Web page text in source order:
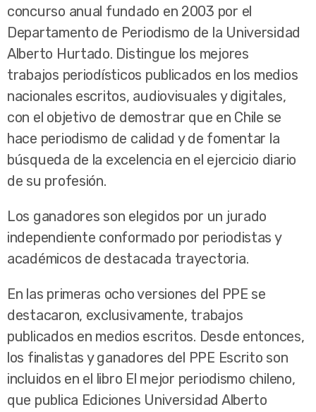
concurso anual fundado en 2003 por el
Departamento de Periodismo de la Universidad
Alberto Hurtado. Distingue los mejores
trabajos periodísticos publicados en los medios
nacionales escritos, audiovisuales y digitales,
con el objetivo de demostrar que en Chile se
hace periodismo de calidad y de fomentar la
búsqueda de la excelencia en el ejercicio diario
de su profesión.
Los ganadores son elegidos por un jurado
independiente conformado por periodistas y
académicos de destacada trayectoria.
En las primeras ocho versiones del PPE se
destacaron, exclusivamente, trabajos
publicados en medios escritos. Desde entonces,
los finalistas y ganadores del PPE Escrito son
incluidos en el libro El mejor periodismo chileno,
que publica Ediciones Universidad Alberto